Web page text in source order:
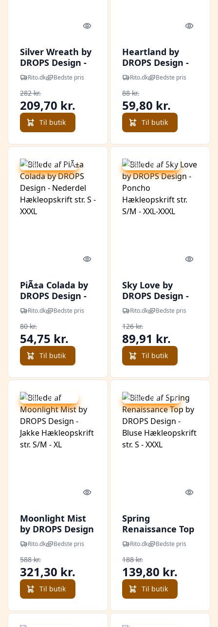
Quick look
Silver Wreath by
DROPS Design -
Bluse
Hækleopskrift
str. S - XXXL
Rito.dk Bedste pris
282 kr.
209,70 kr.
Til butik
Quick
Heartland by
DROPS Design -
Tæppe
Hækleopskrift
83x137 cm eller
110x164 cm
Rito.dk Bedste pris
88 kr.
59,80 kr.
Til butik
Udsalg - spar 31 %
Quick look
PiÃ±a Colada by
DROPS Design -
Nederdel
Hækleopskrift
str. S - XXXL
Rito.dk Bedste pris
80 kr.
54,75 kr.
Til butik
Udsalg - spar 28 %
Quick
Sky Love by
DROPS Design -
Poncho
Hækleopskrift
str. S/M - XXL-
XXXL
Rito.dk Bedste pris
126 kr.
89,91 kr.
Til butik
Udsalg - spar 45 %
Quick look
Moonlight Mist
by DROPS Design
- Jakke
Hækleopskrift
str. S/M - XL
Rito.dk Bedste pris
588 kr.
321,30 kr.
Til butik
Udsalg - spar 25 %
Quick
Spring
Renaissance Top
by DROPS Design
- Bluse
Hækleopskrift
str. S - XXXL
Rito.dk Bedste pris
188 kr.
139,80 kr.
Til butik